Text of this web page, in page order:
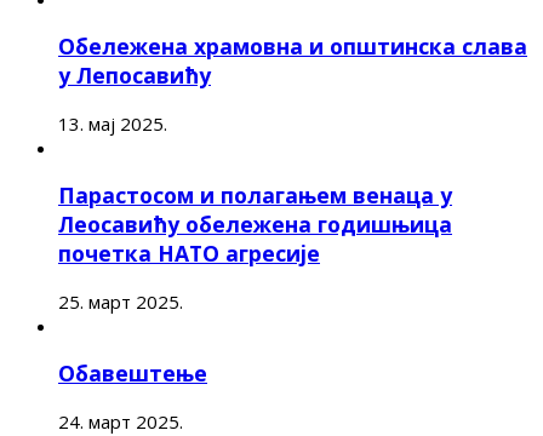
Обележена храмовна и општинска слава
у Лепосавићу
13. мај 2025.
Парастосом и полагањем венаца у
Леосавићу обележена годишњица
почетка НАТО агресије
25. март 2025.
Обавештење
24. март 2025.